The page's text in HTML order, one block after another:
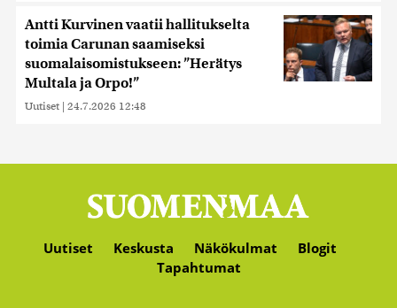
Antti Kurvinen vaatii hallitukselta
toimia Carunan saamiseksi
suomalaisomistukseen: ”Herätys
Multala ja Orpo!”
Uutiset | 24.7.2026 12:48
Uutiset Keskusta Näkökulmat
Blogit
Tapahtumat